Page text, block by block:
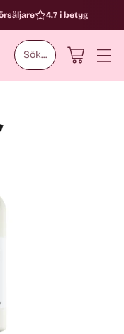
Sök...
4.7 i betyg